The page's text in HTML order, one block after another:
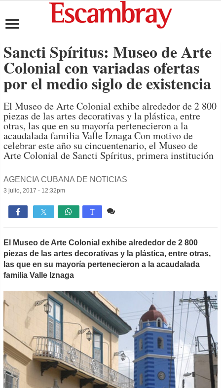
Sancti Spíritus: Museo de Arte
Colonial con variadas ofertas
por el medio siglo de existencia
El Museo de Arte Colonial exhibe alrededor de 2 800
piezas de las artes decorativas y la plástica, entre
otras, las que en su mayoría pertenecieron a la
acaudalada familia Valle Iznaga Con motivo de
celebrar este año su cincuentenario, el Museo de
Arte Colonial de Sancti Spíritus, primera institución
AGENCIA CUBANA DE NOTICIAS
3 julio, 2017 - 12:32pm
 T
El Museo de Arte Colonial exhibe alrededor de 2 800
piezas de las artes decorativas y la plástica, entre otras,
las que en su mayoría pertenecieron a la acaudalada
familia Valle Iznaga